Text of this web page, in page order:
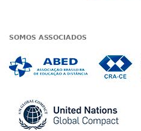
SOMOS ASSOCIADOS